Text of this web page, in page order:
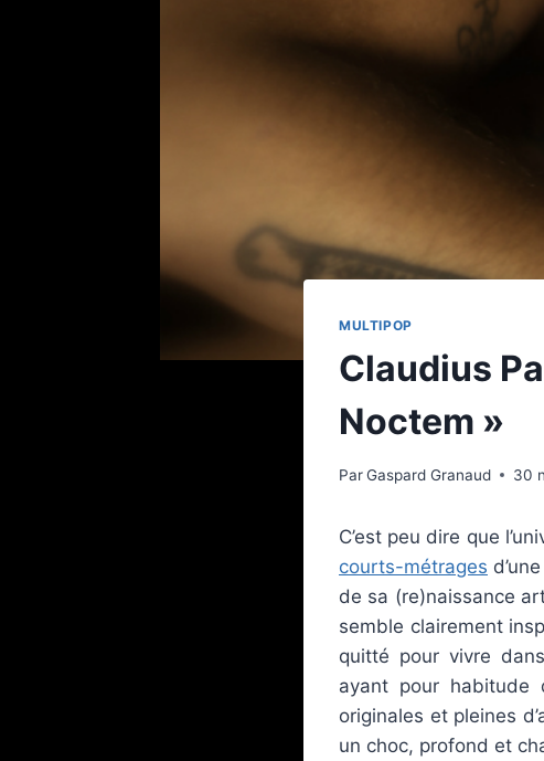
MULTIPOP
Claudius
Noctem »
ParGaspard Granaud 30
C’est peu dire que
courts-métrages
de sa (re)naissance
semble clairement
quitté pour vivre
ayant pour habitude
originales et pleines
un choc, profond et